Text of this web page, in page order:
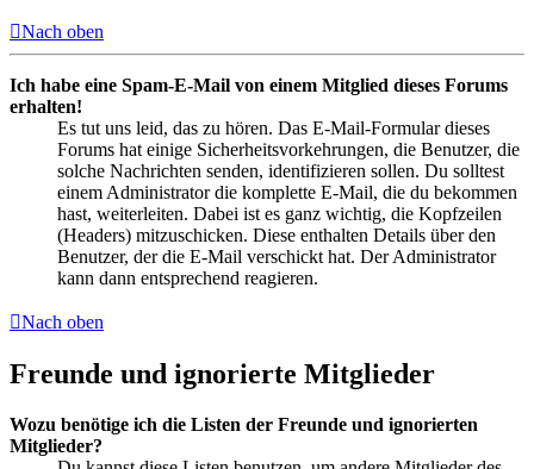
Nach oben
Ich habe eine Spam-E-Mail von einem Mitglied dieses Forums
erhalten!
Es tut uns leid, das zu hören. Das E-Mail-Formular dieses
Forums hat einige Sicherheitsvorkehrungen, die Benutzer, die
solche Nachrichten senden, identifizieren sollen. Du solltest
einem Administrator die komplette E-Mail, die du bekommen
hast, weiterleiten. Dabei ist es ganz wichtig, die Kopfzeilen
(Headers) mitzuschicken. Diese enthalten Details über den
Benutzer, der die E-Mail verschickt hat. Der Administrator
kann dann entsprechend reagieren.
Nach oben
Freunde und ignorierte Mitglieder
Wozu benötige ich die Listen der Freunde und ignorierten
Mitglieder?